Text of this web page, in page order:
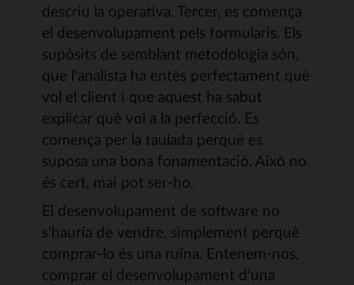
descriu la operativa. Tercer, es comença
el desenvolupament pels formularis. Els
supòsits de semblant metodologia són,
que l'analista ha entès perfectament què
vol el client i que aquest ha sabut
explicar què vol a la perfecció. Es
comença per la taulada perquè es
suposa una bona fonamentació. Això no
és cert, mai pot ser-ho.
El desenvolupament de software no
s'hauria de vendre, simplement perquè
comprar-lo és una ruïna. Entenem-nos,
comprar el desenvolupament d'una